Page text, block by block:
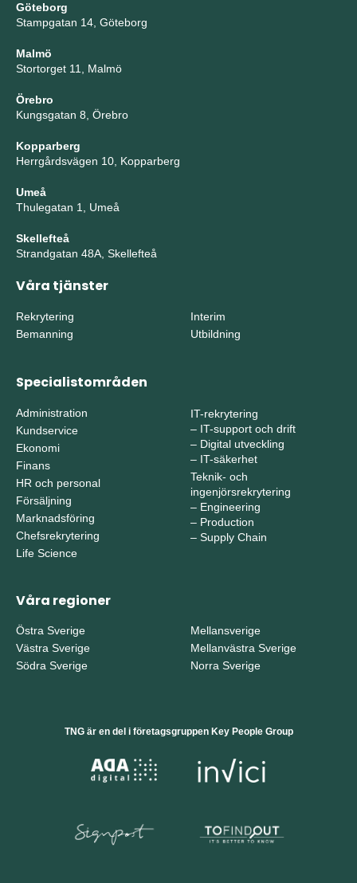
Göteborg
Stampgatan 14, Göteborg
Malmö
Stortorget 11, Malmö
Örebro
Kungsgatan 8, Örebro
Kopparberg
Herrgårdsvägen 10, Kopparberg
Umeå
Thulegatan 1, Umeå
Skellefteå
Strandgatan 48A, Skellefteå
Våra tjänster
Rekrytering
Bemanning
Interim
Utbildning
Specialistområden
Administration
Kundservice
Ekonomi
Finans
HR och personal
Försäljning
Marknadsföring
Chefsrekrytering
Life Science
IT-rekrytering
– IT-support och drift
– Digital utveckling
– IT-säkerhet
Teknik- och
ingenjörsrekrytering
– Engineering
– Production
– Supply Chain
Våra regioner
Östra Sverige
Västra Sverige
Södra Sverige
Mellansverige
Mellanvästra Sverige
Norra Sverige
TNG är en del i företagsgruppen Key People Group